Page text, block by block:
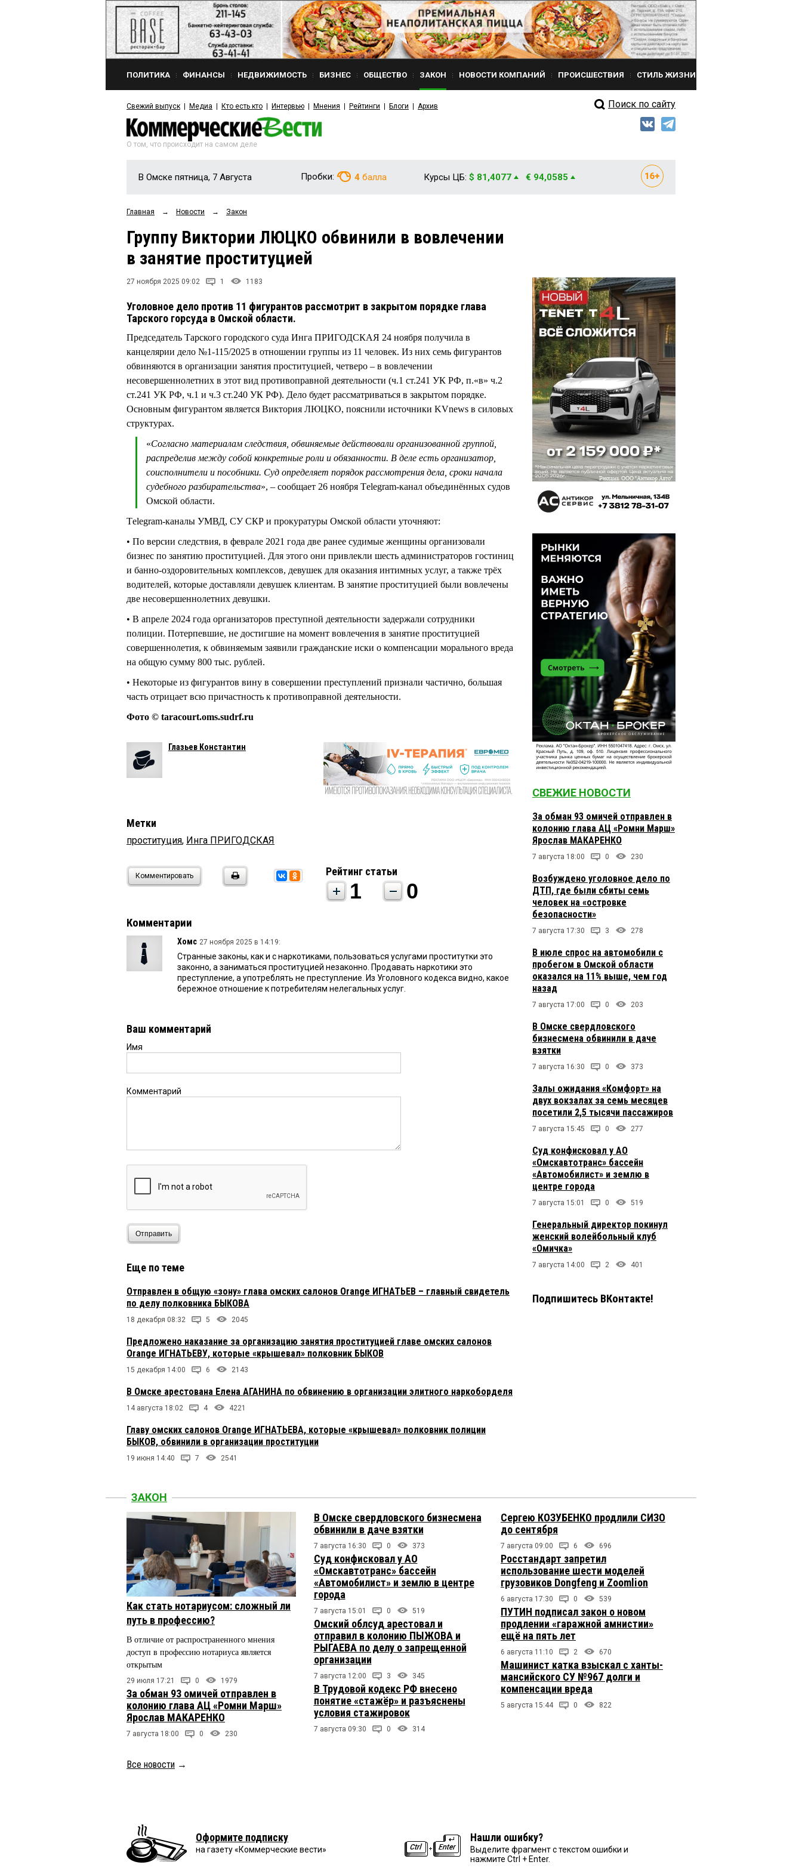
ПОЛИТИКА ФИНАНСЫ НЕДВИЖИМОСТЬ БИЗНЕС ОБЩЕСТВО ЗАКОН НОВОСТИ КОМПАНИЙ ПРОИСШЕСТВИЯ СТИЛЬ ЖИЗНИ
Свежий выпуск Медиа Кто есть кто Интервью Мнения Рейтинги Блоги Архив Поиск по сайту
О том, что происходит на самом деле
В Омске пятница, 7 Августа Пробки: 4 балла Курсы ЦБ: $ 81,4077 € 94,0585
Главная → Новости → Закон
Группу Виктории ЛЮЦКО обвинили в вовлечении
в занятие проституцией
27 ноября 2025 09:02 1 1183
Уголовное дело против 11 фигурантов рассмотрит в закрытом порядке глава
Тарского горсуда в Омской области.
Председатель Тарского городского суда Инга ПРИГОДСКАЯ 24 ноября получила в
канцелярии дело №1-115/2025 в отношении группы из 11 человек. Из них семь фигурантов
обвиняются в организации занятия проституцией, четверо – в вовлечении
несовершеннолетних в этот вид противоправной деятельности (ч.1 ст.241 УК РФ, п.«в» ч.2
ст.241 УК РФ, ч.1 и ч.3 ст.240 УК РФ). Дело будет рассматриваться в закрытом порядке.
Основным фигурантом является Виктория ЛЮЦКО, пояснили источники KVnews в силовых
структурах.
«Согласно материалам следствия, обвиняемые действовали организованной группой,
распределив между собой конкретные роли и обязанности. В деле есть организатор,
соисполнители и пособники. Суд определяет порядок рассмотрения дела, сроки начала
судебного разбирательства», – сообщает 26 ноября Тelegram-канал объединённых судов
Омской области.
Тelegram-каналы УМВД, СУ СКР и прокуратуры Омской области уточняют:
• По версии следствия, в феврале 2021 года две ранее судимые женщины организовали
бизнес по занятию проституцией. Для этого они привлекли шесть администраторов гостиниц
и банно-оздоровительных комплексов, девушек для оказания интимных услуг, а также трёх
водителей, которые доставляли девушек клиентам. В занятие проституцией были вовлечены
две несовершеннолетних девушки.
• В апреле 2024 года организаторов преступной деятельности задержали сотрудники
полиции. Потерпевшие, не достигшие на момент вовлечения в занятие проституцией
совершеннолетия, к обвиняемым заявили гражданские иски о компенсации морального вреда
на общую сумму 800 тыс. рублей.
• Некоторые из фигурантов вину в совершении преступлений признали частично, большая
часть отрицает всю причастность к противоправной деятельности.
Фото © taracourt.oms.sudrf.ru
Глазьев Константин
Метки
проституция, Инга ПРИГОДСКАЯ
Комментировать Рейтинг статьи
1 0
Комментарии
Хомс 27 ноября 2025 в 14:19:
Странные законы, как и с наркотиками, пользоваться услугами проститутки это
законно, а заниматься проституцией незаконно. Продавать наркотики это
преступление, а употреблять не преступление. Из Уголовного кодекса видно, какое
бережное отношение к потребителям нелегальных услуг.
Ваш комментарий
Имя
Комментарий
Отправить
Еще по теме
Отправлен в общую «зону» глава омских салонов Orange ИГНАТЬЕВ – главный свидетель
по делу полковника БЫКОВА
18 декабря 08:32 5 2045
Предложено наказание за организацию занятия проституцией главе омских салонов
Orange ИГНАТЬЕВУ, которые «крышевал» полковник БЫКОВ
15 декабря 14:00 6 2143
В Омске арестована Елена АГАНИНА по обвинению в организации элитного наркоборделя
14 августа 18:02 4 4221
Главу омских салонов Orange ИГНАТЬЕВА, которые «крышевал» полковник полиции
БЫКОВ, обвинили в организации проституции
19 июня 14:40 7 2541
СВЕЖИЕ НОВОСТИ
За обман 93 омичей отправлен в
колонию глава АЦ «Ромни Марш»
Ярослав МАКАРЕНКО
7 августа 18:00 0 230
Возбуждено уголовное дело по
ДТП, где были сбиты семь
человек на «островке
безопасности»
7 августа 17:30 3 278
В июле спрос на автомобили с
пробегом в Омской области
оказался на 11% выше, чем год
назад
7 августа 17:00 0 203
В Омске свердловского
бизнесмена обвинили в даче
взятки
7 августа 16:30 0 373
Залы ожидания «Комфорт» на
двух вокзалах за семь месяцев
посетили 2,5 тысячи пассажиров
7 августа 15:45 0 277
Суд конфисковал у АО
«Омскавтотранс» бассейн
«Автомобилист» и землю в
центре города
7 августа 15:01 0 519
Генеральный директор покинул
женский волейбольный клуб
«Омичка»
7 августа 14:00 2 401
Подпишитесь ВКонтакте!
ЗАКОН
Как стать нотариусом: сложный ли
путь в профессию?
В отличие от распространенного мнения
доступ в профессию нотариуса является
открытым
29 июля 17:21 0 1979
За обман 93 омичей отправлен в
колонию глава АЦ «Ромни Марш»
Ярослав МАКАРЕНКО
7 августа 18:00 0 230
В Омске свердловского бизнесмена
обвинили в даче взятки
7 августа 16:30 0 373
Суд конфисковал у АО
«Омскавтотранс» бассейн
«Автомобилист» и землю в центре
города
7 августа 15:01 0 519
Омский облсуд арестовал и
отправил в колонию ПЫЖОВА и
РЫГАЕВА по делу о запрещенной
организации
7 августа 12:00 3 345
В Трудовой кодекс РФ внесено
понятие «стажёр» и разъяснены
условия стажировок
7 августа 09:30 0 314
Сергею КОЗУБЕНКО продлили СИЗО
до сентября
7 августа 09:00 6 696
Росстандарт запретил
использование шести моделей
грузовиков Dongfeng и Zoomlion
6 августа 17:30 0 539
ПУТИН подписал закон о новом
продлении «гаражной амнистии»
ещё на пять лет
6 августа 11:10 2 670
Машинист катка взыскал с ханты-
мансийского СУ №967 долги и
компенсации вреда
5 августа 15:44 0 822
Все новости →
Оформите подписку
на газету «Коммерческие вести»
Нашли ошибку?
Выделите фрагмент с текстом ошибки и
нажмите Ctrl + Enter.